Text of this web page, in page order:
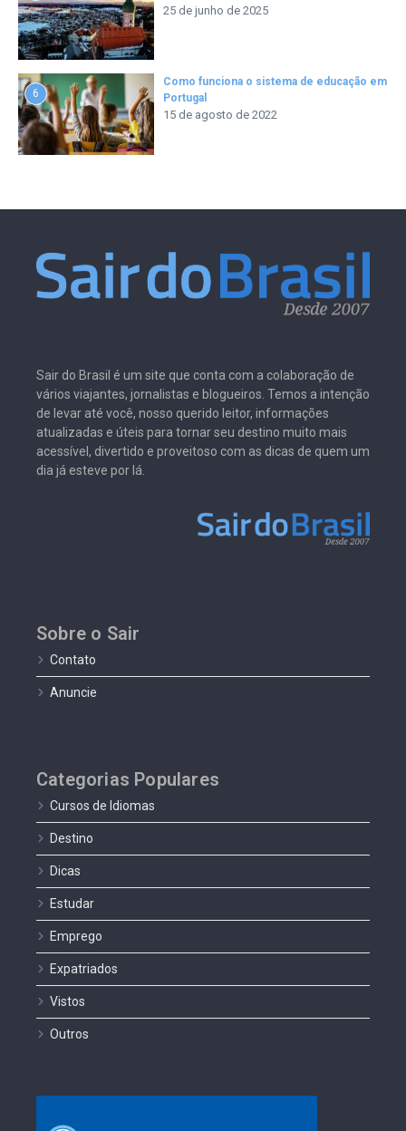
25 de junho de 2025
6
Como funciona o sistema de educação em
Portugal
15 de agosto de 2022
Sair do Brasil é um site que conta com a colaboração de
vários viajantes, jornalistas e blogueiros. Temos a intenção
de levar até você, nosso querido leitor, informações
atualizadas e úteis para tornar seu destino muito mais
acessível, divertido e proveitoso com as dicas de quem um
dia já esteve por lá.
Sobre o Sair
Contato
Anuncie
Categorias Populares
Cursos de Idiomas
Destino
Dicas
Estudar
Emprego
Expatriados
Vistos
Outros